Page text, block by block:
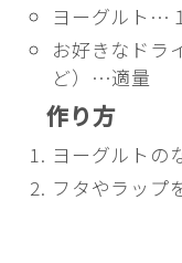
ヨーグルト…
お好きなドラ
ど）…適量
作り方
ヨーグルトの
フタやラップ